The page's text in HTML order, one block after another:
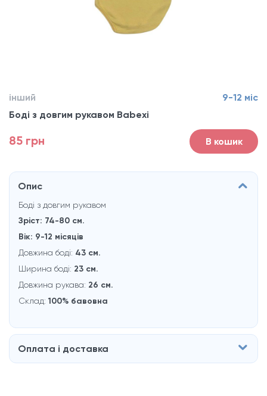
інший
9-12 міс
Боді з довгим рукавом Babexi
85 грн В кошик
Опис
Боді з довгим рукавом
Зріст: 74-80 см.
Вік: 9-12 місяцiв
Довжина боді: 43 см.
Ширина боді: 23 см.
Довжина рукава: 26 см.
Склад:100% бавовна
Оплата і доставка